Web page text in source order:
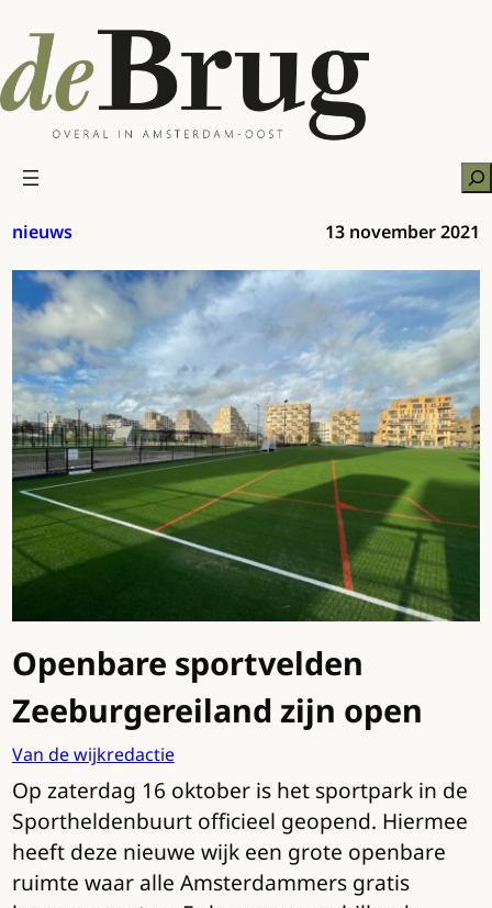
naar
de
inhoud
nieuws 13 november 2021
Openbare sportvelden
Zeeburgereiland zijn open
Van de wijkredactie
Op zaterdag 16 oktober is het sportpark in de
Sportheldenbuurt officieel geopend. Hiermee
heeft deze nieuwe wijk een grote openbare
ruimte waar alle Amsterdammers gratis